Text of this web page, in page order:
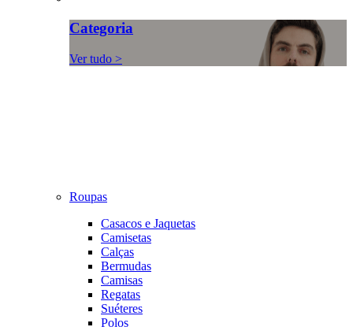
Categoria
Ver tudo >
Roupas
Casacos e Jaquetas
Camisetas
Calças
Bermudas
Camisas
Regatas
Suéteres
Polos